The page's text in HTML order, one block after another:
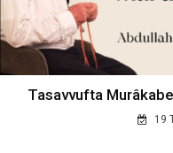
Tasavvufta
19